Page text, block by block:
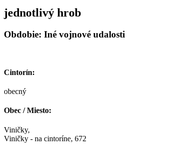
jednotlivý hrob
Obdobie: Iné vojnové udalosti
Cintorín:
obecný
Obec / Miesto:
Viničky,
Viničky - na cintoríne, 672